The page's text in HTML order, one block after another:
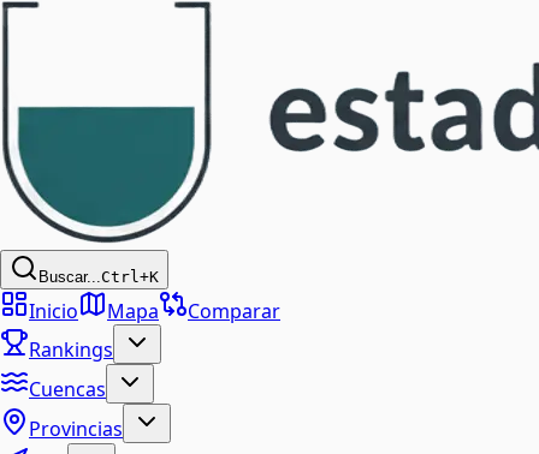
Buscar...Ctrl+K
Inicio Mapa
Comparar
Rankings
Cuencas
Provincias